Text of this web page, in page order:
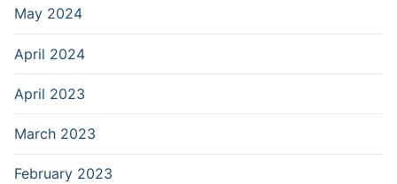
May 2024
April 2024
April 2023
March 2023
February 2023